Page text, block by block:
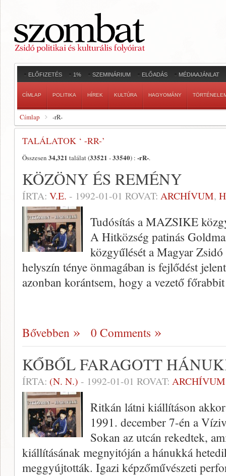
ELŐFIZETÉS 1% SZEMINÁRIUM ELŐADÁS MÉDIAAJÁNLAT
CÍMLAP POLITIKA HÍREK KULTÚRA HAGYOMÁNY
Címlap -rR-
TALÁLATOK ‘ -RR-’
Összesen 34,321 találat (33521 -33540) : -rR-.
KÖZÖNY ÉS REMÉNY
ÍRTA: V.E. - 1992-01-01 ROVAT: ARCHÍVUM,
Tudósítás a MAZSIKE
A Hitközség patinás
közgyű­lését a Magyar
helyszín ténye önmagá­ban is fejlődést
azonban koránt­sem, hogy a vezető
Bővebben 0 Comments
KŐBŐL FARAGOTT
ÍRTA: (N. N.) - 1992-01-01 ROVAT: ARCHÍVUM
Ritkán látni kiállításon
1991. december 7-én a
Sokan az utcán rekedtek,
kiállításának megnyitó­ján a hánukká
meggyújtották. Igazi képzőművé­szeti